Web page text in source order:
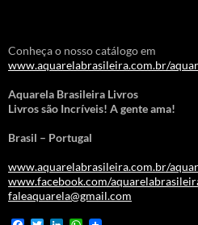
Conheça o nosso catálogo em
www.aquarelabrasileira.com.br/
Aquarela Brasileira Livros
Livros são Incríveis! A gente ama!
Brasil – Portugal
www.aquarelabrasileira.com.br/
www.facebook.com/
faleaquarela@gmail.com